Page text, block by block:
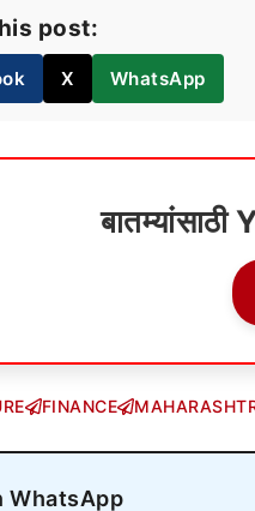
post:
X WhatsApp
FINANCE
WhatsApp